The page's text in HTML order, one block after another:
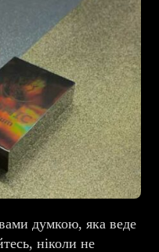
думкою, яка веде
ніколи не